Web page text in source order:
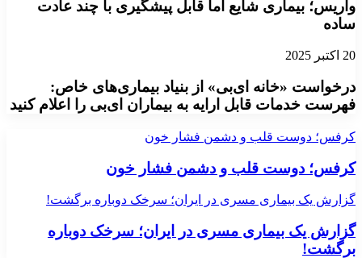
واریس؛ بیماری شایع اما قابل پیشگیری با چند عادت
ساده
20 اکتبر 2025
درخواست «خانه ای‌بی» از بنیاد بیماری‌های خاص:
فهرست خدمات قابل ارایه به بیماران ای‌بی را اعلام کنید
کرفس؛ دوست قلب و دشمن فشار خون
کرفس؛ دوست قلب و دشمن فشار خون
گزارش یک بیماری مسری در ایران؛ سرخک دوباره برگشت!
گزارش یک بیماری مسری در ایران؛ سرخک دوباره
برگشت!